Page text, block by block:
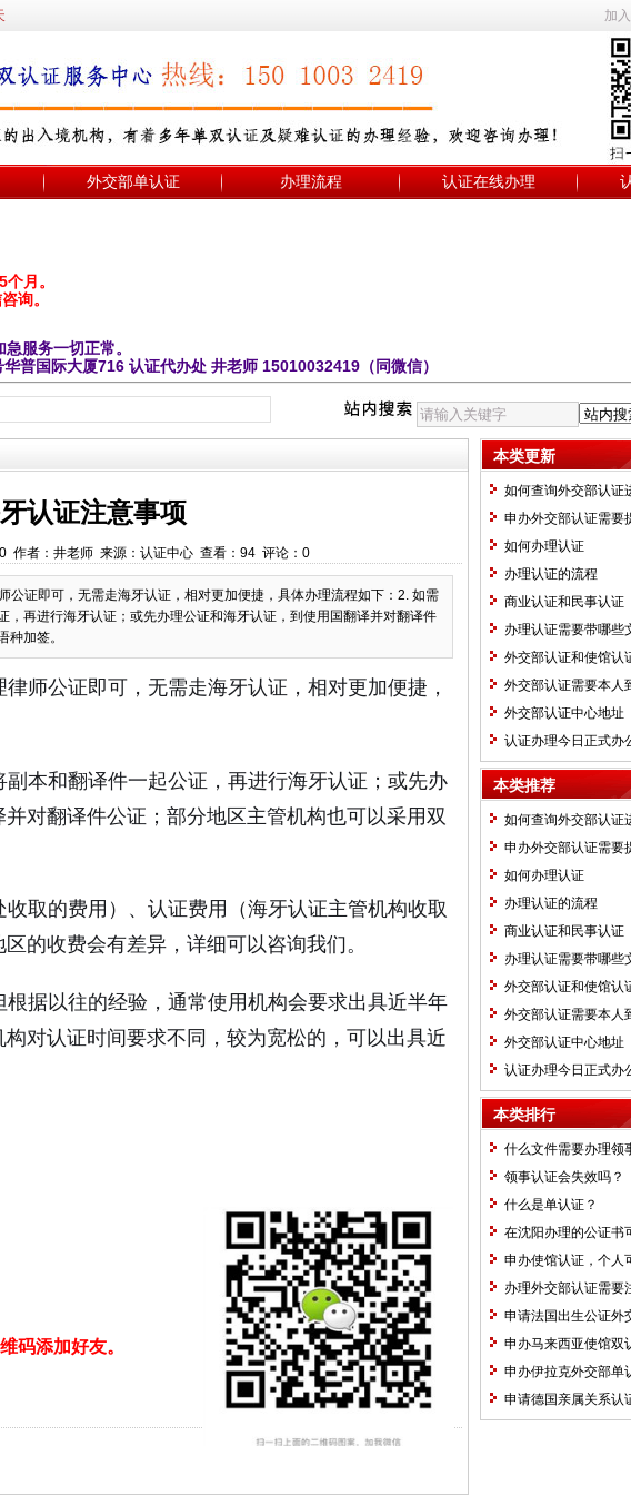
加
外交部单认证 办理流程 认证在线办理
月。
询。
服务一切正常。
普国际大厦716 认证代办处 井老师 15010032419（同微信）
认证注意事项
作者：井老师 来源：认证中心 查看：94 评论：0
公证即可，无需走海牙认证，相对更加便捷，具体办理流程如下：2. 如需
，再进行海牙认证；或先办理公证和海牙认证，到使用国翻译并对翻译件
加签。
师公证即可，无需走海牙认证，相对更加便捷，
本和翻译件一起公证，再进行海牙认证；或先办
对翻译件公证；部分地区主管机构也可以采用双
取的费用）、认证费用（海牙认证主管机构收取
的收费会有差异，详细可以咨询我们。
据以往的经验，通常使用机构会要求出具近半年
对认证时间要求不同，较为宽松的，可以出具近
码添加好友。
本类更新
如何查询外交部认证
申办外交部认证需要
如何办理认证
办理认证的流程
商业认证和民事认证
办理认证需要带哪些
外交部认证和使馆认
外交部认证需要本人
外交部认证中心地址
认证办理今日正式办
本类推荐
如何查询外交部认证
申办外交部认证需要
如何办理认证
办理认证的流程
商业认证和民事认证
办理认证需要带哪些
外交部认证和使馆认
外交部认证需要本人
外交部认证中心地址
认证办理今日正式办
本类排行
什么文件需要办理领
领事认证会失效吗？
什么是单认证？
在沈阳办理的公证书
西班牙使馆双认证吗
申办使馆认证，个人
办理吗？
办理外交部认证需要
申请法国出生公证外
里办理？
申办马来西亚使馆双
事项？
申办伊拉克外交部单
吗？
申请德国亲属关系认